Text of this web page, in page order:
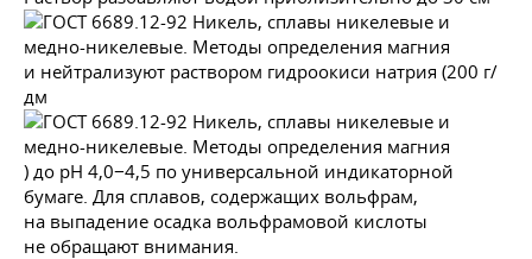
и нейтрализуют раствором гидроокиси натрия (200 г/
дм
) до рН 4,0−4,5 по универсальной индикаторной
бумаге. Для сплавов, содержащих вольфрам,
на выпадение осадка вольфрамовой кислоты
не обращают внимания.